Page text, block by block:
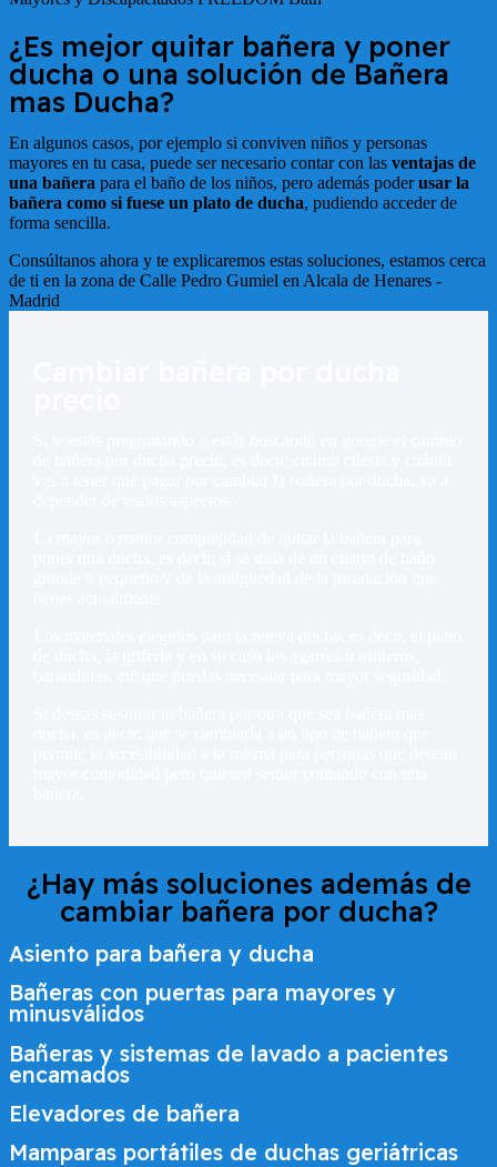
¿Es mejor quitar bañera y poner
ducha o una solución de Bañera
mas Ducha?
En algunos casos, por ejemplo si conviven niños y personas
mayores en tu casa, puede ser necesario contar con las ventajas de
una bañera para el baño de los niños, pero además poderusar la
bañera como si fuese un plato de ducha, pudiendo acceder de
forma sencilla.
Consúltanos ahora y te explicaremos estas soluciones, estamos cerca
de ti en la zona de Calle Pedro Gumiel en Alcala de Henares -
Madrid
¿Hay más soluciones además de
cambiar bañera por ducha?
Asiento para bañera y ducha
Bañeras con puertas para mayores y
minusválidos
Bañeras y sistemas de lavado a pacientes
encamados
Elevadores de bañera
Mamparas portátiles de duchas geriátricas